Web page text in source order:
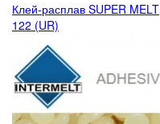
Клей-расплав SUPER MELT
122 (UR)